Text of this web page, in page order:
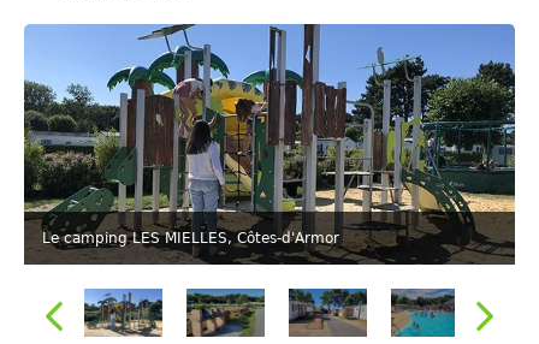
Le camping LES MIELLES, Côtes-d'Armor